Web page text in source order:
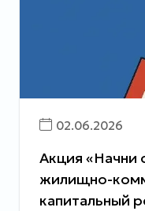
02.06.2026
Акция «Начни
жилищно-
капитальный